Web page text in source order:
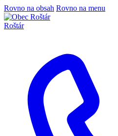
Rovno na obsah Rovno na menu
Roštár